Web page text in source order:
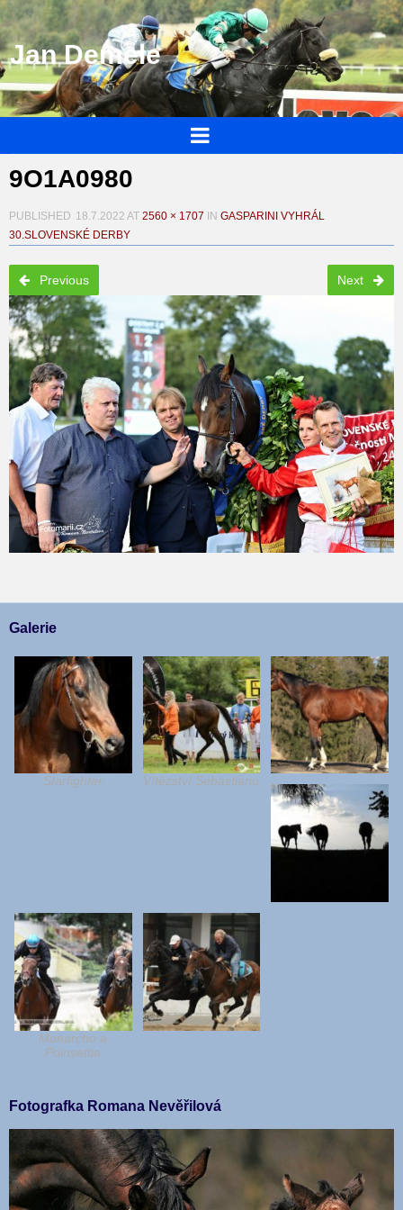
Jan Demele
9O1A0980
PUBLISHED 18.7.2022 AT 2560 × 1707 IN GASPARINI VYHRÁL
30.SLOVENSKÉ DERBY
Previous Next
Galerie
Starfighter Vítězství Sebastiano
Monarcho a
Poinsettia
Fotografka Romana Nevěřilová